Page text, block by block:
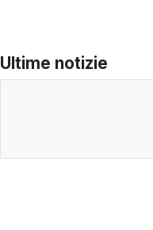
Ultime notizie